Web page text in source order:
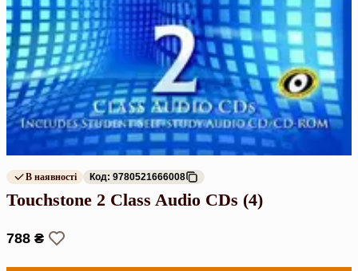
В наявності Код: 9780521666008
Touchstone 2 Class Audio CDs (4)
788 ₴